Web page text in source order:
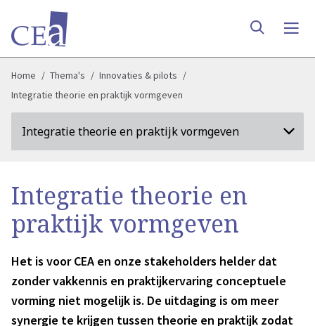
Home Thema's
Innovaties & pilots
Integratie theorie en praktijk vormgeven
Integratie theorie en praktijk vormgeven
Integratie theorie en
praktijk vormgeven
Het is voor CEA en onze stakeholders helder dat
zonder vakkennis en praktijkervaring conceptuele
vorming niet mogelijk is. De uitdaging is om meer
synergie te krijgen tussen theorie en praktijk zodat